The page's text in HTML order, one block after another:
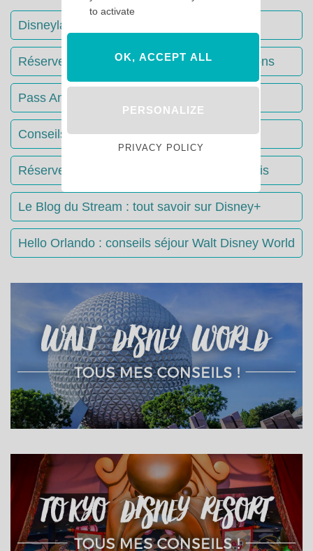
Disneyland Paris : Le guide complet
Réserver votre séjour : toutes les informations
Pass Annuels Disney : informations
Conseils & Astuces Disneyland Paris
Réserver votre restaurant à Disneyland Paris
Le Blog du Stream : tout savoir sur Disney+
Hello Orlando : conseils séjour Walt Disney World
to activate
OK, ACCEPT ALL
PERSONALIZE
PRIVACY POLICY